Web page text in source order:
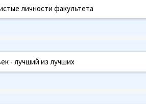
личности факультета
- лучший из лучших